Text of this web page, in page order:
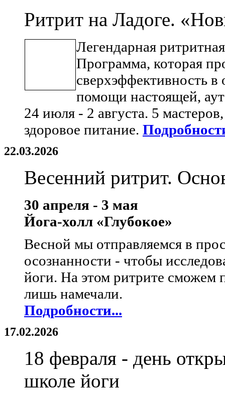
Ритрит на Ладоге.
Легендарная
Программа, которая
сверхэффективность
помощи настоящей,
24 июля - 2 августа. 5
здоровое питание.
22.03.2026
Весенний ритрит.
30 апреля - 3 мая
Йога-холл «Глубокое»
Весной мы отправляемся в
осознанности - чтобы
йоги. На этом ритрите сможем
лишь намечали.
Подробности...
17.02.2026
18 февраля - день
школе йоги